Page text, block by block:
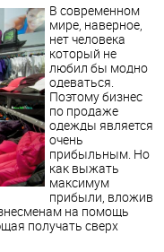
В современном
мире, наверное,
нет человека
который не
любил бы модно
одеваться.
Поэтому бизнес
по продаже
одежды является
очень
прибыльным. Но
как выжать
максимум
прибыли, вложив
на помощь
получать сверх